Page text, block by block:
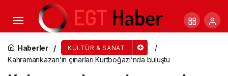
Haberler KÜLTÜR & SANAT
Kahramankazan’ın çınarları Kurtboğazı’nda buluştu
Bertie Gregory’nin En Tehlikeli Görevine Tanıklık
Edeceğimiz ‘Bertie Gregory Köpekbalıkları ile